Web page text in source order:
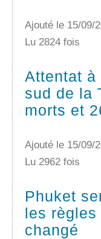
Ajouté le 15/09/
Lu 2824 fois
Attentat à
sud de la
morts et
Ajouté le 15/09/
Lu 2962 fois
Phuket
les
changé